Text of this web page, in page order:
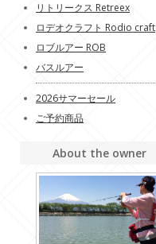
リトリークス Retreex
ロデオクラフト Rodio craft
ロブルアー ROB
バスルアー
2026サマーセール
ご予約商品
About the owner